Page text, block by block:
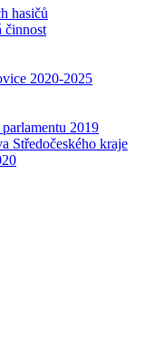
hasičů
činnost
2020-2025
2019
Středočeského kraje